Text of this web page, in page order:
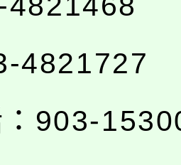
4821727
903-